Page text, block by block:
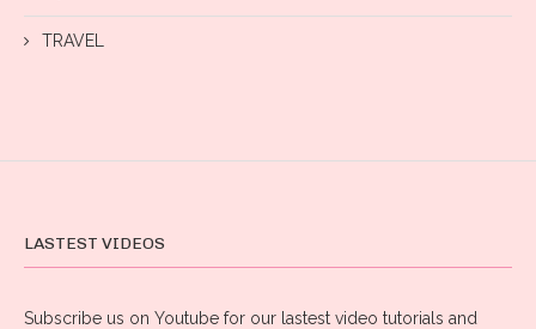
TRAVEL
LASTEST VIDEOS
Subscribe us on Youtube for our lastest video tutorials and